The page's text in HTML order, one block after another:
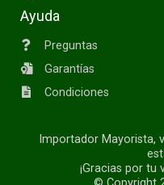
Ayuda
Preguntas
Garantías
Condiciones
Importador Mayorista,
¡Gracias por tu